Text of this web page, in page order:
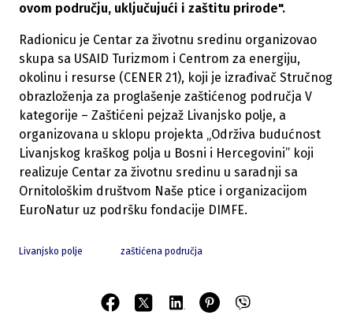
ovom području, uključujući i zaštitu prirode".
Radionicu je Centar za životnu sredinu organizovao
skupa sa USAID Turizmom i Centrom za energiju,
okolinu i resurse (CENER 21), koji je izrađivač Stručnog
obrazloženja za proglašenje zaštićenog područja V
kategorije – Zaštićeni pejzaž Livanjsko polje, a
organizovana u sklopu projekta „Održiva budućnost
Livanjskog kraškog polja u Bosni i Hercegovini” koji
realizuje Centar za životnu sredinu u saradnji sa
Ornitološkim društvom Naše ptice i organizacijom
EuroNatur uz podršku fondacije DIMFE.
Livanjsko polje zaštićena područja